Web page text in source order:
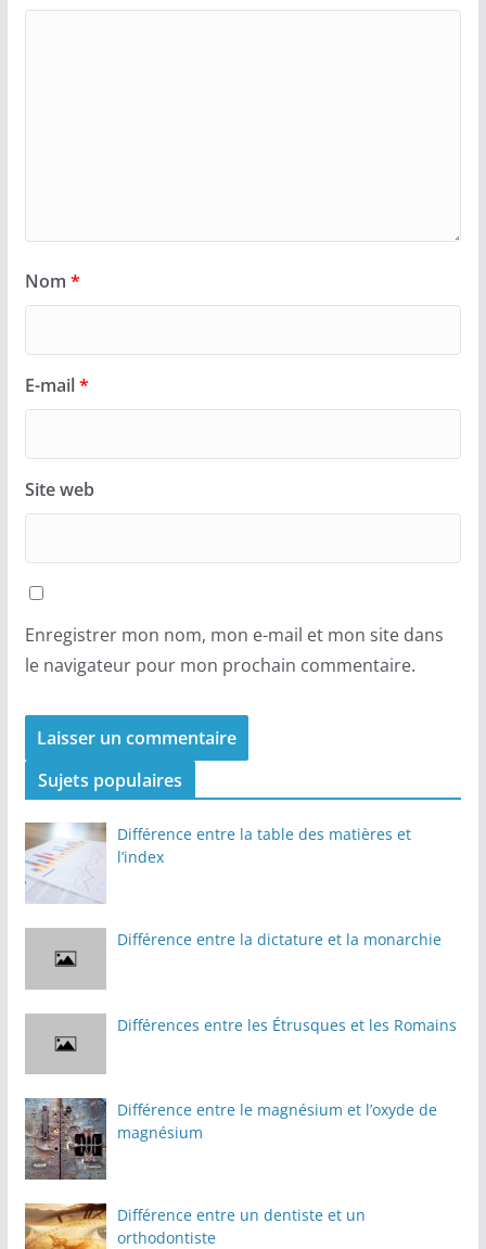
Nom *
E-mail*
Site web
Enregistrer mon nom, mon e-mail et mon site dans
le navigateur pour mon prochain commentaire.
Sujets populaires
Différence entre la table des matières et
l’index
Différence entre la dictature et la monarchie
Différences entre les Étrusques et les Romains
Différence entre le magnésium et l’oxyde de
magnésium
Différence entre un dentiste et un
orthodontiste